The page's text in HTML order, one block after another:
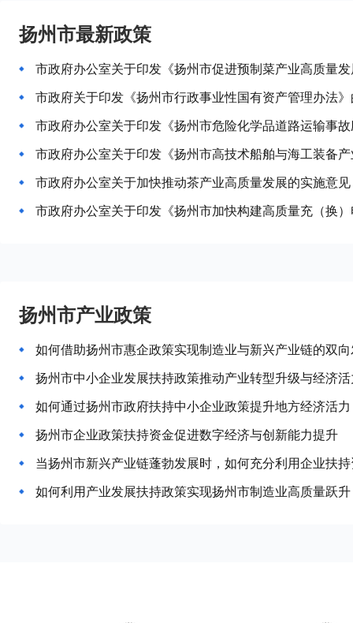
扬州市最新政策
市政府办公室关于印发《扬州市促进预制菜产业高质量
市政府关于印发《扬州市行政事业性国有资产管理办法
市政府办公室关于印发《扬州市危险化学品道路运输事
市政府办公室关于印发《扬州市高技术船舶与海工装备
市政府办公室关于加快推动茶产业高质量发展的实施意见
扬州市产业政策
如何借助扬州市惠企政策实现制造业与新兴产业链的双
扬州市中小企业发展扶持政策推动产业转型升级与经济
如何通过扬州市政府扶持中小企业政策提升地方经济活
扬州市企业政策扶持资金促进数字经济与创新能力提升
当扬州市新兴产业链蓬勃发展时，如何充分利用企业扶
如何利用产业发展扶持政策实现扬州市制造业高质量跃